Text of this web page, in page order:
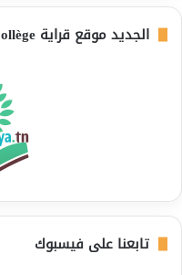
الجديد موقع قراية Collège
تابعنا على فيسبوك